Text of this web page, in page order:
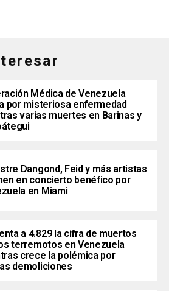
Médica de Venezuela
por misteriosa enfermedad
varias muertes en Barinas y
Dangond, Feid y más artistas
en concierto benéfico por
en Miami
a 4.829 la cifra de muertos
terremotos en Venezuela
crece la polémica por
demoliciones